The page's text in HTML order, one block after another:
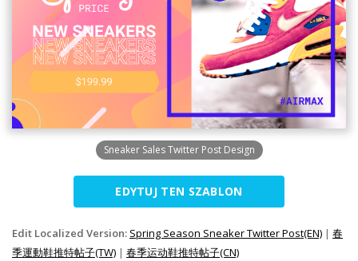
Sneaker Sales Twitter Post Design
EDYTUJ TEN SZABLON
Edit Localized Version: Spring Season Sneaker Twitter Post(EN) | 春
季運動鞋推特帖子(TW) | 春季运动鞋推特帖子(CN)